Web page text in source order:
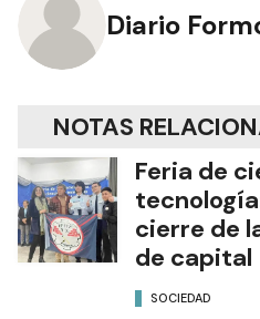
Diario
NOTAS
Feria de
cierre de
de capital
SOCIEDAD